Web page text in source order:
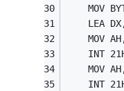
MOV
INT
INT